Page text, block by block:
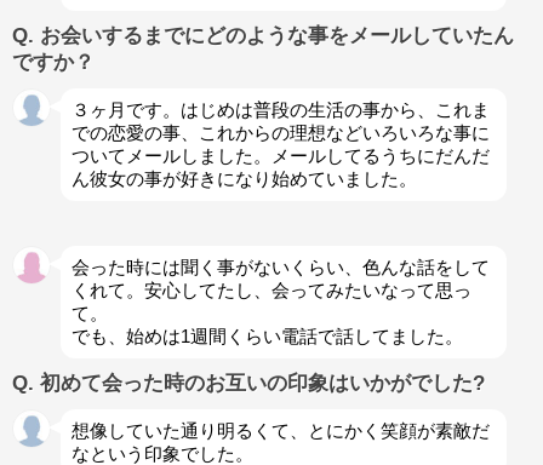
Q. お会いするまでにどのような事をメールしていたん
ですか？
３ヶ月です。はじめは普段の生活の事から、これま
での恋愛の事、これからの理想などいろいろな事に
ついてメールしました。メールしてるうちにだんだ
ん彼女の事が好きになり始めていました。
会った時には聞く事がないくらい、色んな話をして
くれて。安心してたし、会ってみたいなって思っ
て。
でも、始めは1週間くらい電話で話してました。
Q. 初めて会った時のお互いの印象はいかがでした?
想像していた通り明るくて、とにかく笑顔が素敵だ
なという印象でした。